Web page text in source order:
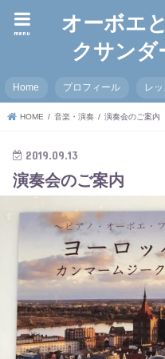
オーボエ
クサンダ
menu
Home プロフィール レ
HOME 音楽・演奏 演奏会のご案内
2019.09.13
演奏会のご案内